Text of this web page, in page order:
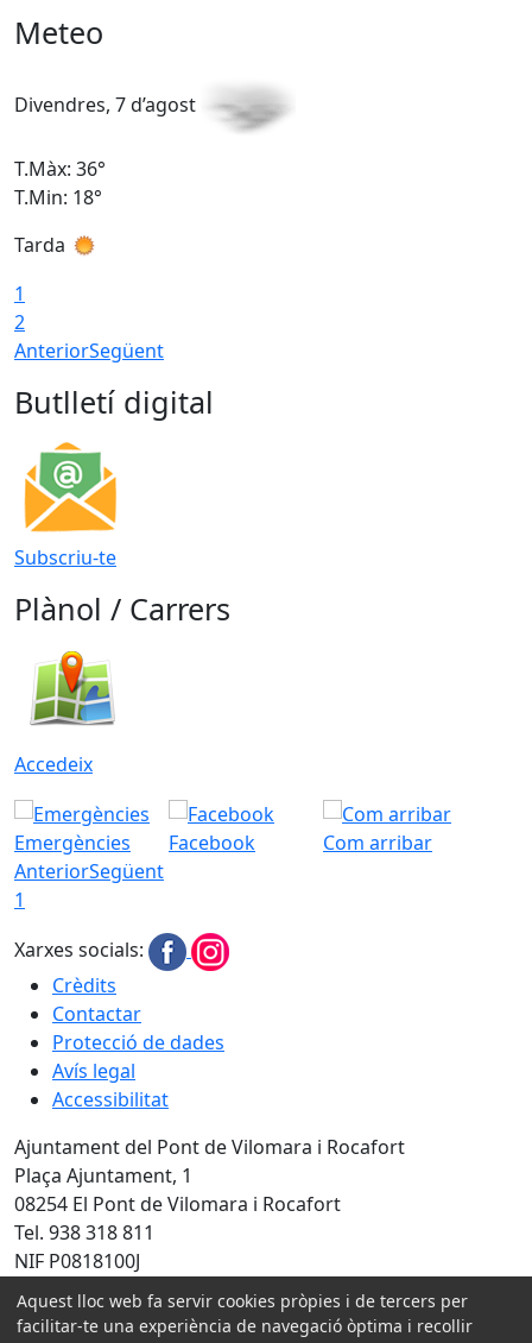
Meteo
Divendres, 7 d’agost
T.Màx: 36°
T.Min: 18°
Tarda
1
2
AnteriorSegüent
Butlletí digital
Subscriu-te
Plànol / Carrers
Accedeix
Emergències Facebook
Com arribar
AnteriorSegüent
1
Xarxes socials:
Crèdits
Contactar
Protecció de dades
Avís legal
Accessibilitat
Ajuntament del Pont de Vilomara i Rocafort
Plaça Ajuntament, 1
08254 El Pont de Vilomara i Rocafort
Tel. 938 318 811
NIF P0818100J
Amb la col·laboració de:
Aquest lloc web fa servir cookies pròpies i de tercers per
facilitar-te una experiència de navegació òptima i recollir